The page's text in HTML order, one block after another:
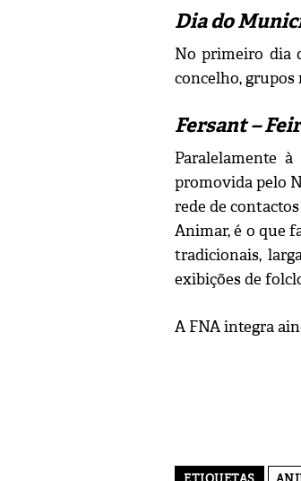
Dia do
No primeiro dia
concelho, grupos
Fersant –
Paralelamente
promovida pelo
rede de
Animar, é o que
tradicionais,
exibições de
A FNA integra